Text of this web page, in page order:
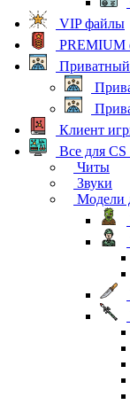
VIP файлы
PREMIUM
Приватный
Клиент
Все для CS
Читы
Звуки
Модели